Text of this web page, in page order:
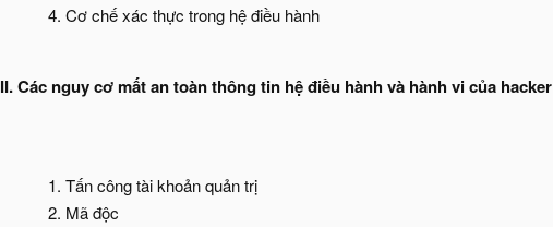
Cơ chế xác thực trong hệ điều hành
II. Các nguy cơ mất an toàn thông tin hệ điều hành và hành vi của hacker
Tấn công tài khoản quản trị
Mã độc